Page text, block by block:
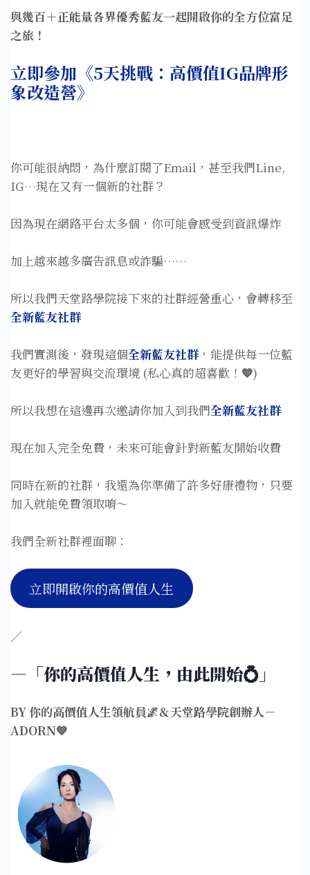
與幾百＋正能量各界優秀藍友一起開啟你的全方位富足
之旅！
立即參加《5天挑戰：高價值IG品牌形
象改造營》
你可能很納悶，為什麼訂閱了Email，甚至我們Line,
IG…現在又有一個新的社群？
因為現在網路平台太多個，你可能會感受到資訊爆炸
加上越來越多廣告訊息或詐騙……
所以我們天堂路學院接下來的社群經營重心，會轉移至
全新藍友社群
我們實測後，發現這個全新藍友社群，能提供每一位藍
友更好的學習與交流環境 (私心真的超喜歡！ 💙)
所以我想在這邊再次邀請你加入到我們全新藍友社群
現在加入完全免費，未來可能會針對新藍友開始收費
同時在新的社群，我還為你準備了許多好康禮物，只要
加入就能免費領取唷～
我們全新社群裡面聊：
立即開啟你的高價值人生
／
—「你的高價值人生，由此開始💍」
BY 你的高價值人生領航員🌌＆天堂路學院創辦人－
ADORN💙